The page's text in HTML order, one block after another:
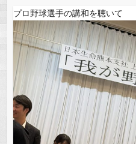
o
k
n
プロ野球選手の講和を聴いて